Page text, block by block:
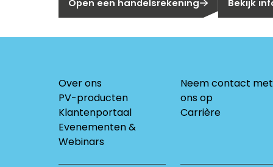
Open een handelsrekening Bekijk
Over ons
PV-producten
Klantenportaal
Evenementen &
Webinars
Neem contact met
ons op
Carrière